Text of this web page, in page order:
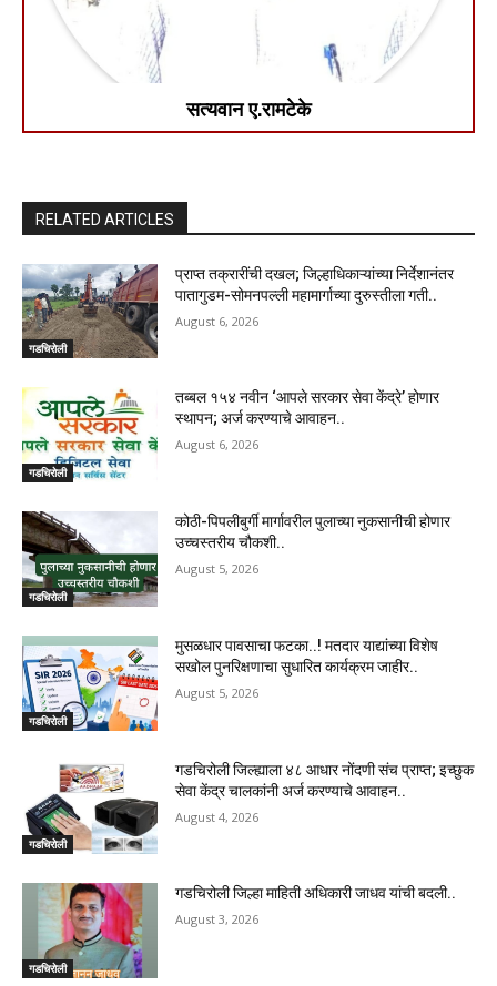
सत्यवान ए.रामटेके
RELATED ARTICLES
गडचिरोली
प्राप्त तक्रारींची दखल; जिल्हाधिकाऱ्यांच्या निर्देशानंतर
पातागुडम-सोमनपल्ली महामार्गाच्या दुरुस्तीला गती..
August 6, 2026
गडचिरोली
तब्बल १५४ नवीन ‘आपले सरकार सेवा केंद्रे’ होणार
स्थापन; अर्ज करण्याचे आवाहन..
August 6, 2026
गडचिरोली
कोठी-पिपलीबुर्गी मार्गावरील पुलाच्या नुकसानीची होणार
उच्चस्तरीय चौकशी..
August 5, 2026
गडचिरोली
मुसळधार पावसाचा फटका..! मतदार याद्यांच्या विशेष
सखोल पुनरिक्षणाचा सुधारित कार्यक्रम जाहीर..
August 5, 2026
गडचिरोली
गडचिरोली जिल्ह्याला ४८ आधार नोंदणी संच प्राप्त; इच्छुक
सेवा केंद्र चालकांनी अर्ज करण्याचे आवाहन..
August 4, 2026
गडचिरोली
गडचिरोली जिल्हा माहिती अधिकारी जाधव यांची बदली..
August 3, 2026